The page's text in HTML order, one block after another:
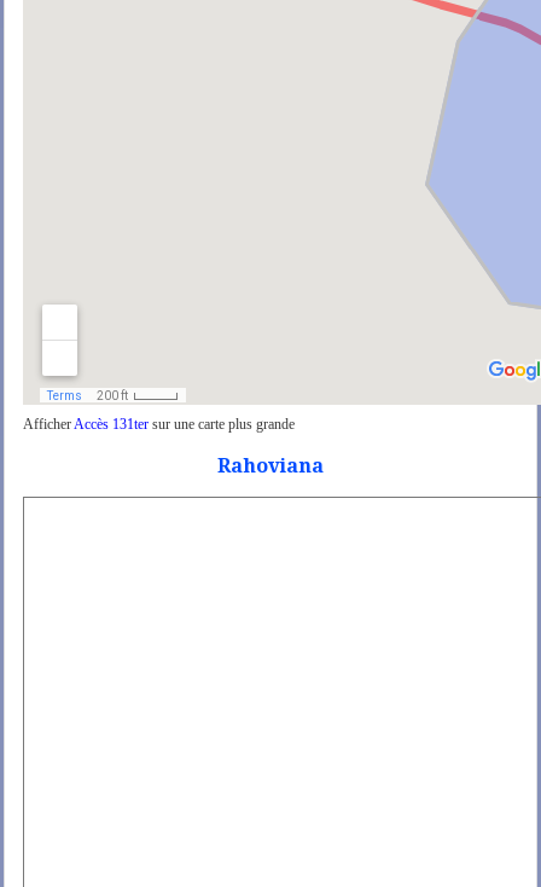
AfficherAccès 131ter sur une carte plus grande
Rahoviana